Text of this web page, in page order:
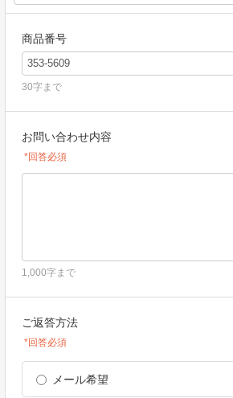
商品番号
30字まで
お問い合わせ内容
*回答必須
1,000字まで
ご返答方法
*回答必須
メール希望